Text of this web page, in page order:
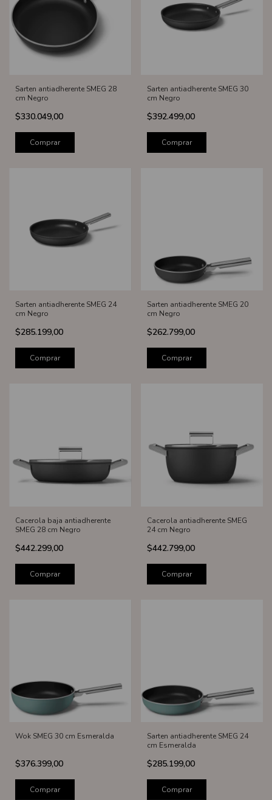
Sarten antiadherente SMEG 28
cm Negro
$330.049,00
Comprar
Sarten antiadherente SMEG 30
cm Negro
$392.499,00
Comprar
Sarten antiadherente SMEG 24
cm Negro
$285.199,00
Comprar
Sarten antiadherente SMEG 20
cm Negro
$262.799,00
Comprar
Cacerola baja antiadherente
SMEG 28 cm Negro
$442.299,00
Comprar
Cacerola antiadherente SMEG
24 cm Negro
$442.799,00
Comprar
Wok SMEG 30 cm Esmeralda
$376.399,00
Comprar
Sarten antiadherente SMEG 24
cm Esmeralda
$285.199,00
Comprar